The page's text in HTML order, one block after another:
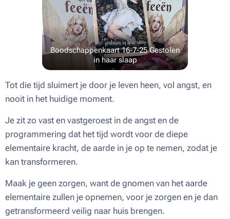
Boodschappenkaart 16-7-25 Gestolen
in haar slaap
Tot die tijd sluimert je door je leven heen, vol angst, en
nooit in het huidige moment.
Je zit zo vast en vastgeroest in de angst en de
programmering dat het tijd wordt voor de diepe
elementaire kracht, de aarde in je op te nemen, zodat je
kan transformeren.
Maak je geen zorgen, want de gnomen van het aarde
elementaire zullen je opnemen, voor je zorgen en je dan
getransformeerd veilig naar huis brengen.